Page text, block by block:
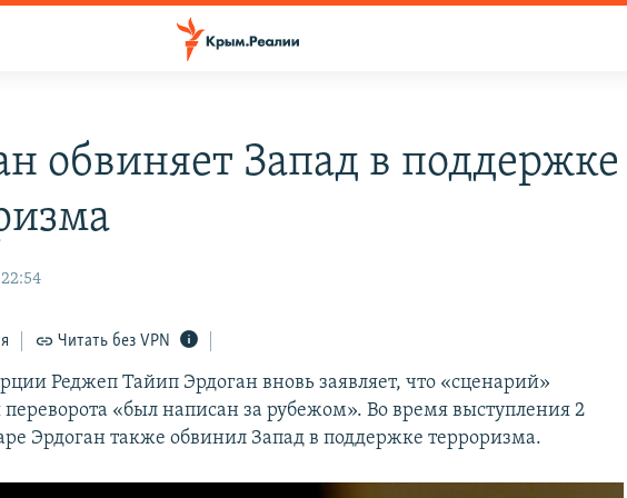
обвиняет Запад в поддержке
Читать без VPN
Реджеп Тайип Эрдоган вновь заявляет, что «сценарий»
переворота «был написан за рубежом». Во время выступления 2
Эрдоган также обвинил Запад в поддержке терроризма.